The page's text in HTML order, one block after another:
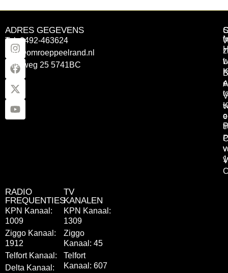
ADRES GEGEVENS
Tel: 0492-463624
info@omroeppeelrand.nl
Otterweg 25 5741BC
RADIO
FREQUENTIES
KPN Kanaal:
1009
Ziggo Kanaal:
1912
Telfort Kanaal:
Delta Kanaal:
TV
KANALEN
KPN Kanaal:
1309
Ziggo
Kanaal: 45
Telfort
Kanaal: 607